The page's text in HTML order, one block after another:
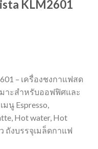
KLM2601
– เครื่องชงกาแฟสด
าะสำหรับออฟฟิศและ
นู Espresso,
Hot water, Hot
ถังบรรจุเมล็ดกาแฟ